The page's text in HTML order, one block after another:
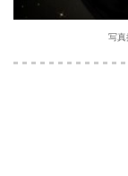
写真